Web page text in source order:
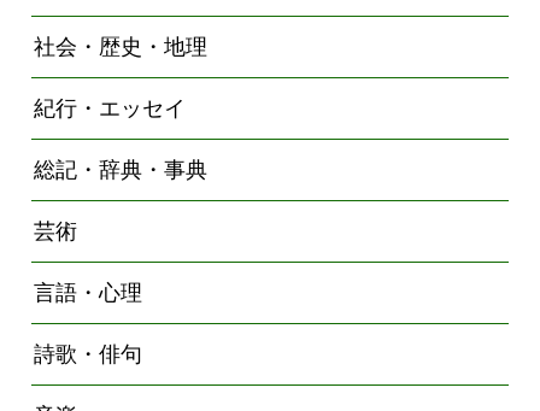
社会・歴史・地理
紀行・エッセイ
総記・辞典・事典
芸術
言語・心理
詩歌・俳句